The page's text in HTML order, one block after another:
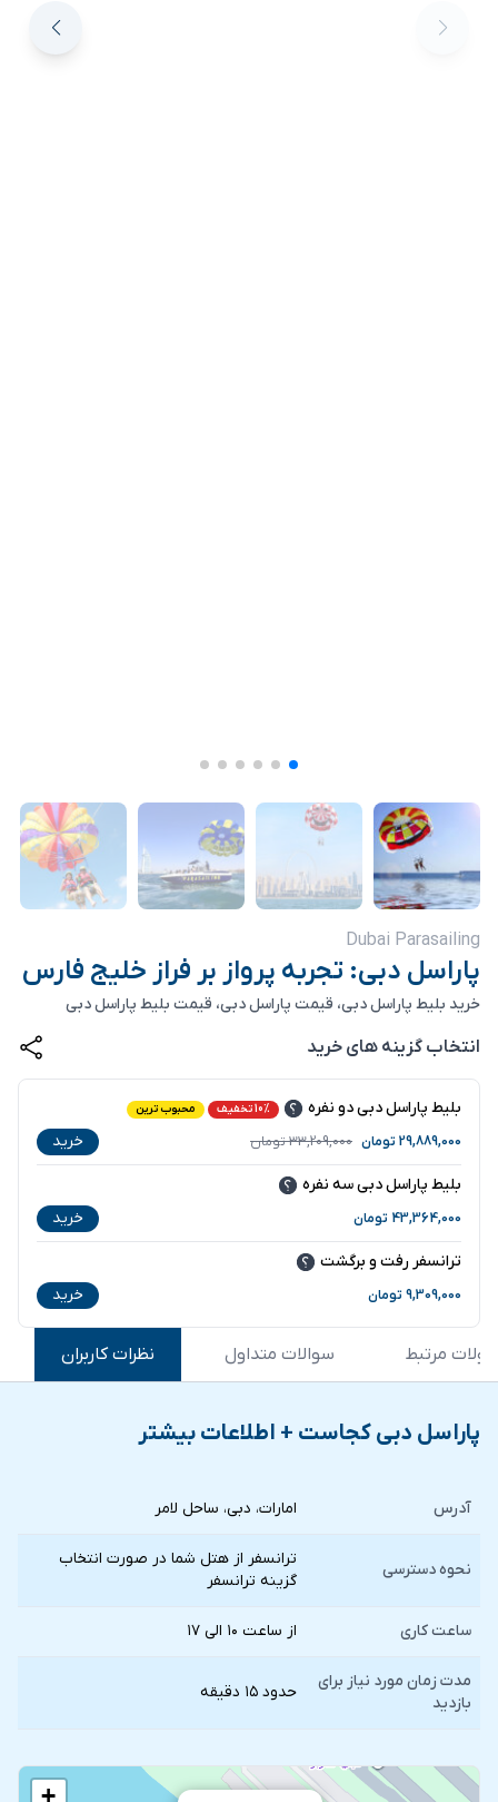
Dubai Parasailing
پاراسل دبی: تجربه پرواز بر فراز خلیج فارس
خرید بلیط پاراسل دبی، قیمت پاراسل دبی، قیمت بلیط پاراسل دبی
انتخاب گزینه های خرید
بلیط پاراسل دبی دو نفره 10% تخفیف محبوب ترین
29,889,000 تومان 33,209,000تومان خرید
بلیط پاراسل دبی سه نفره
43,364,000 تومان خرید
ترانسفر رفت و برگشت
9,309,000 تومان خرید
مرتبط سوالات متداول نظرات کاربران
پاراسل دبی کجاست + اطلاعات بیشتر
آدرس امارات، دبی، ساحل لامر
نحوه دسترسی
ترانسفر از هتل شما در صورت انتخاب
گزينه ترانسفر
ساعت کاری از ساعت ۱۰ الی ۱۷
مدت زمان مورد نیاز برای
بازدید
حدود ۱۵ دقیقه
+